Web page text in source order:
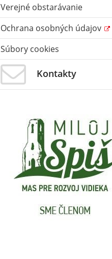
Verejné obstarávanie
Ochrana osobných údajov
Súbory cookies
Kontakty